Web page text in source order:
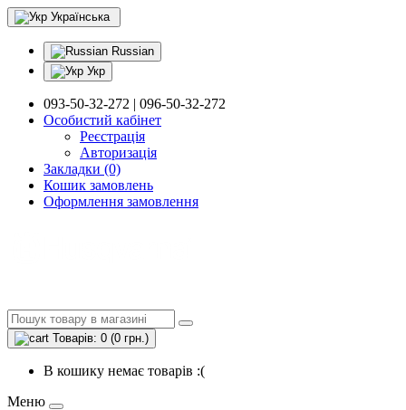
Українська
Russian
Укр
093-50-32-272 | 096-50-32-272
Особистий кабінет
Реєстрація
Авторизація
Закладки (0)
Кошик замовлень
Оформлення замовлення
Товарів: 0 (0 грн.)
В кошику немає товарів :(
Меню